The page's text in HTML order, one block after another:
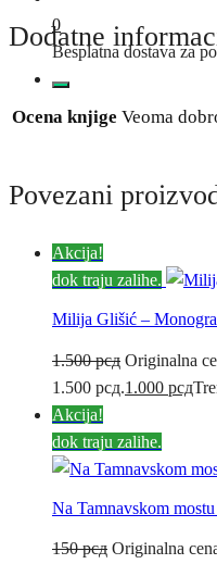
0
Besplatna dostava za
Dodatne
Ocena knjige Veoma
Povezani
Akcija!
dok traju zalihe.
Milija Glišić –
1.500рсд Originalna
1.500 рсд.1.000 рсд
Akcija!
dok traju zalihe.
Na Tamnavskom
150рсд Originalna